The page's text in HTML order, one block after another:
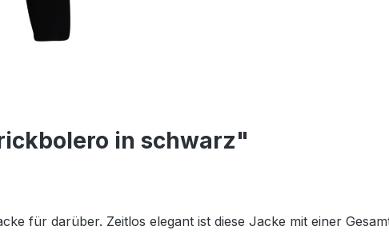
in schwarz"
für darüber. Zeitlos elegant ist diese Jacke mit einer